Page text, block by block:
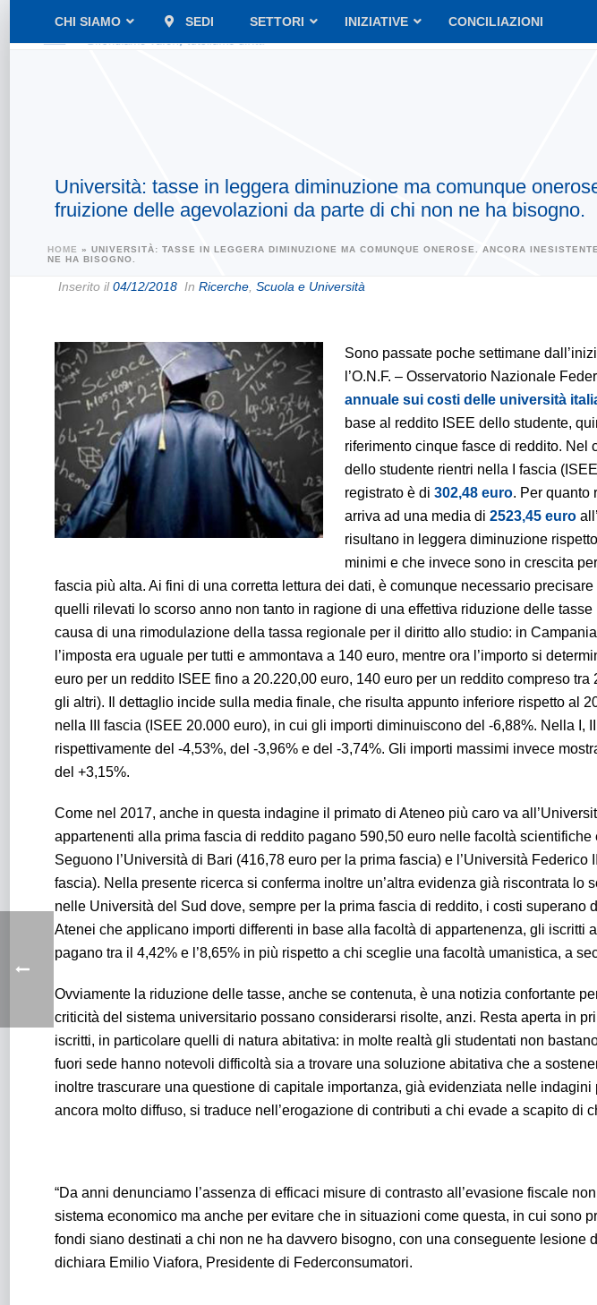
CHI SIAMO SEDI SETTORI INIZIATIVE CONCILIAZIONI
Università: tasse in leggera diminuzione ma comunque
fruizione delle agevolazioni da parte di chi non ne ha bisogno.
HOME » UNIVERSITÀ: TASSE IN LEGGERA DIMINUZIONE MA COMUNQUE ONEROSE. ANCORA
NE HA BISOGNO.
Inserito il04/12/2018 In Ricerche Scuola e Università
Sono passate poche settimane
l’O.N.F. – Osservatorio Nazionale
annuale sui costi delle università
base al reddito ISEE dello studente,
riferimento cinque fasce di reddito. Nel
dello studente rientri nella I fascia
registrato è di 302,48 euro. Per quanto
arriva ad una media di 2523,45 euro
risultano in leggera diminuzione
minimi e che invece sono in crescita
fascia più alta. Ai fini di una corretta lettura dei dati, è comunque necessario
quelli rilevati lo scorso anno non tanto in ragione di una effettiva riduzione delle
causa di una rimodulazione della tassa regionale per il diritto allo studio: in
l’imposta era uguale per tutti e ammontava a 140 euro, mentre ora l’importo si
euro per un reddito ISEE fino a 20.220,00 euro, 140 euro per un reddito compreso
gli altri). Il dettaglio incide sulla media finale, che risulta appunto inferiore rispetto al
nella III fascia (ISEE 20.000 euro), in cui gli importi diminuiscono del -6,88%. Nella I,
rispettivamente del -4,53%, del -3,96% e del -3,74%. Gli importi massimi invece
del +3,15%.
Come nel 2017, anche in questa indagine il primato di Ateneo più caro va
appartenenti alla prima fascia di reddito pagano 590,50 euro nelle facoltà
Seguono l’Università di Bari (416,78 euro per la prima fascia) e l’Università Federico
fascia). Nella presente ricerca si conferma inoltre un’altra evidenza già riscontrata lo
nelle Università del Sud dove, sempre per la prima fascia di reddito, i costi superano
Atenei che applicano importi differenti in base alla facoltà di appartenenza, gli iscritti
pagano tra il 4,42% e l’8,65% in più rispetto a chi sceglie una facoltà umanistica, a
Ovviamente la riduzione delle tasse, anche se contenuta, è una notizia confortante
criticità del sistema universitario possano considerarsi risolte, anzi. Resta aperta in
iscritti, in particolare quelli di natura abitativa: in molte realtà gli studentati non
fuori sede hanno notevoli difficoltà sia a trovare una soluzione abitativa che a
inoltre trascurare una questione di capitale importanza, già evidenziata nelle indagini
ancora molto diffuso, si traduce nell’erogazione di contributi a chi evade a scapito di
“Da anni denunciamo l’assenza di efficaci misure di contrasto all’evasione fiscale
sistema economico ma anche per evitare che in situazioni come questa, in cui sono
fondi siano destinati a chi non ne ha davvero bisogno, con una conseguente lesione
dichiara Emilio Viafora, Presidente di Federconsumatori.